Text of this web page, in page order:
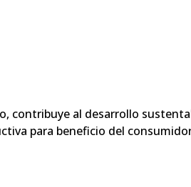
contribuye al desarrollo
para beneficio del